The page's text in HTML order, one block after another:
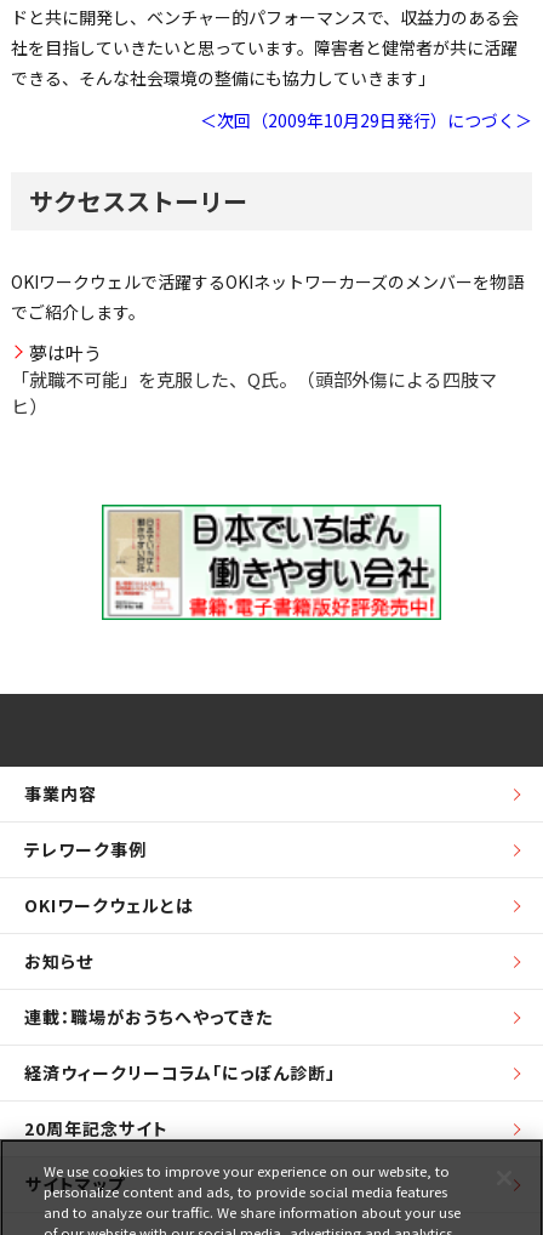
ドと共に開発し、ベンチャー的パフォーマンスで、収益力のある会
社を目指していきたいと思っています。障害者と健常者が共に活躍
できる、そんな社会環境の整備にも協力していきます」
＜次回（2009年10月29日発行）につづく＞
サクセスストーリー
OKIワークウェルで活躍するOKIネットワーカーズのメンバーを物語
でご紹介します。
夢は叶う
「就職不可能」を克服した、Q氏。（頭部外傷による四肢マ
ヒ）
事業内容
テレワーク事例
OKIワークウェルとは
お知らせ
連載：職場がおうちへやってきた
経済ウィークリーコラム「にっぽん診断」
20周年記念サイト
サイトマップ
We use cookies to improve your experience on our website, to
personalize content and ads, to provide social media features
and to analyze our traffic. We share information about your use